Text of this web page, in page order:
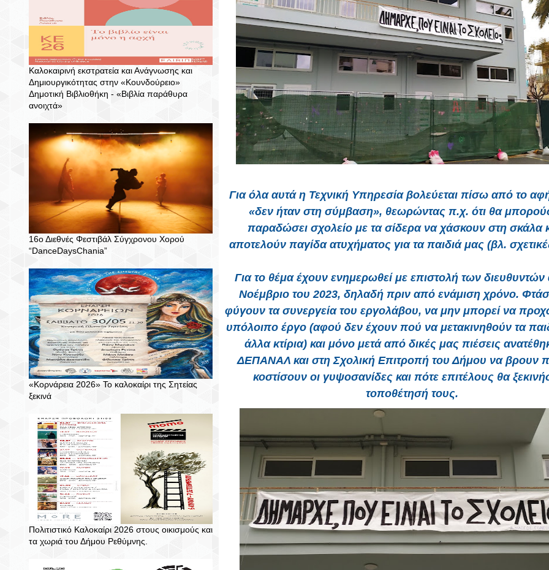
Καλοκαιρινή εκστρατεία και Ανάγνωσης και
Δημιουργικότητας στην «Κουνδούρειο»
Δημοτική Βιβλιοθήκη - «Βιβλία παράθυρα
ανοιχτά»
16ο Διεθνές Φεστιβάλ Σύγχρονου Χορού
“DanceDaysChania”
«Κορνάρεια 2026» Το καλοκαίρι της Σητείας
ξεκινά
Πολιτιστικό Καλοκαίρι 2026 στους οικισμούς και
τα χωριά του Δήμου Ρεθύμνης.
Για όλα αυτά η Τεχνική Υπηρεσία βολεύεται πίσω από το
«δεν ήταν στη σύμβαση», θεωρώντας π.χ. ότι θα
παραδώσει σχολείο με τα σίδερα να χάσκουν στη σκάλα
αποτελούν παγίδα ατυχήματος για τα παιδιά μας (βλ.
Για το θέμα έχουν ενημερωθεί με επιστολή των
Νοέμβριο του 2023, δηλαδή πριν από ενάμιση χρόνο.
φύγουν τα συνεργεία του εργολάβου, να μην μπορεί να
υπόλοιπο έργο (αφού δεν έχουν πού να μετακινηθούν τα
άλλα κτίρια) και μόνο μετά από δικές μας πιέσεις
ΔΕΠΑΝΑΛ και στη Σχολική Επιτροπή του Δήμου να βρουν
κοστίσουν οι γυψοσανίδες και πότε επιτέλους θα
τοποθέτησή τους.